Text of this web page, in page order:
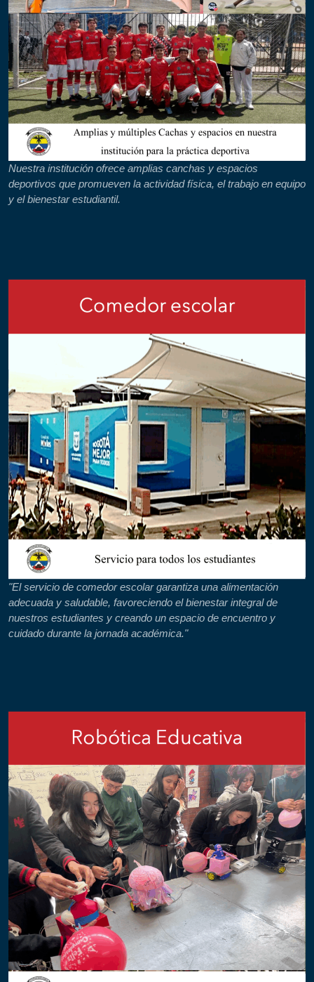
Nuestra institución ofrece amplias canchas y espacios
deportivos que promueven la actividad física, el trabajo en equipo
y el bienestar estudiantil.
"El servicio de comedor escolar garantiza una alimentación
adecuada y saludable, favoreciendo el bienestar integral de
nuestros estudiantes y creando un espacio de encuentro y
cuidado durante la jornada académica."